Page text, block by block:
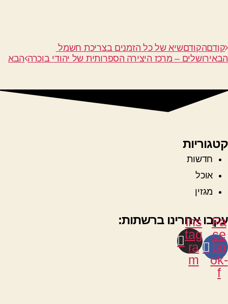
קודםהקודםשיא של כל הזמנים בצריכת חשמל
הבאירושלים – מרכז היצירה הספרותית של יהודי בוכרה הבא
קטגוריות
חדשות
אוכל
מגזין
עקבו אחרינו ברשתות:
Fa
ce
bo
ok-
f
Ins
tag
ra
m